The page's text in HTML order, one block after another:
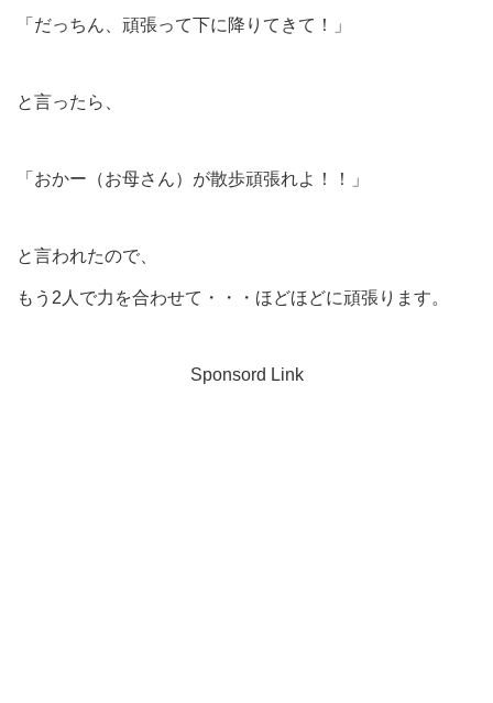
「だっちん、頑張って下に降りてきて！」
と言ったら、
「おかー（お母さん）が散歩頑張れよ！！」
と言われたので、
もう2人で力を合わせて・・・ほどほどに頑張ります。
Sponsord Link